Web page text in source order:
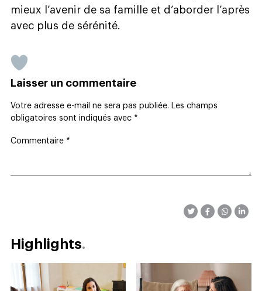
mieux l’avenir de sa famille et d’aborder l’après
avec plus de sérénité.
Laisser un commentaire
Votre adresse e-mail ne sera pas publiée.
Les champs
obligatoires sont indiqués avec *
Commentaire *
Highlights